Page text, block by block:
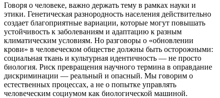
Говоря о человеке, важно держать тему в рамках науки и
этики. Генетическая разнородность населения действительно
создает благоприятные вариации, которые могут повышать
устойчивость к заболеваниям и адаптацию к разным
климатическим условиям. Но разговоры о «обновлении
крови» в человеческом обществе должны быть осторожными:
социальная ткань и культурная идентичность — не просто
биология. Риск превращения научного термина в оправдание
дискриминации — реальный и опасный. Мы говорим о
естественных процессах, а не о попытке управлять
человеческим социумом как биологической машиной.